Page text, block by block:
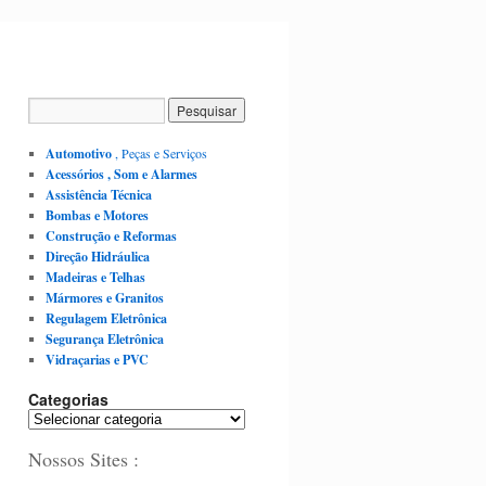
Automotivo, Peças e Serviços
Acessórios , Som e Alarmes
Assistência Técnica
Bombas e Motores
Construção e Reformas
Direção Hidráulica
Madeiras e Telhas
Mármores e Granitos
Regulagem Eletrônica
Segurança Eletrônica
Vidraçarias e PVC
Categorias
C
tNossos Sites :